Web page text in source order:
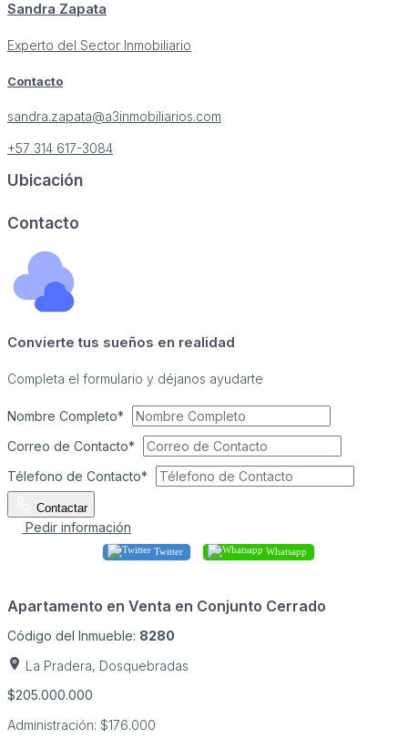
Sandra Zapata
Experto del Sector Inmobiliario
Contacto
sandra.zapata@a3inmobiliarios.com
+57 314 617-3084
Ubicación
Contacto
Convierte tus sueños en realidad
Completa el formulario y déjanos ayudarte
Nombre Completo*
Correo de Contacto*
Télefono de Contacto*
Contactar
Pedir información
Twitter Whatsapp
Apartamento en Venta en Conjunto Cerrado
Código del Inmueble: 8280
La Pradera, Dosquebradas
$205.000.000
Administración: $176.000